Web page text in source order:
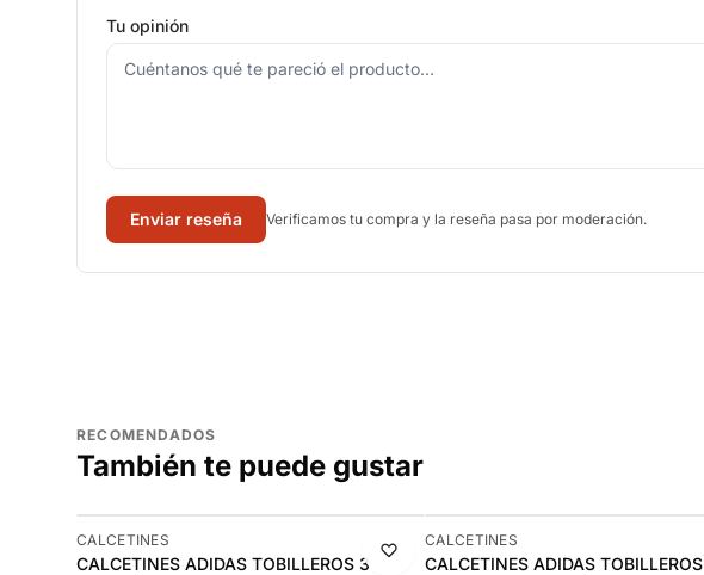
Tu opinión
Enviar reseña Verificamos tu compra y la reseña pasa por moderación.
RECOMENDADOS
También te puede gustar
-8%
CALCETINES
CALCETINES ADIDAS TOBILLEROS 3
-9%
CALCETINES
CALCETINES ADIDAS TOBILLEROS